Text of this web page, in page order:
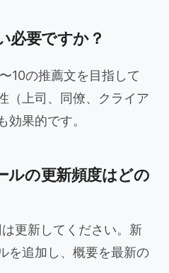
必要ですか？
10の推薦文を目指して
（上司、同僚、クライア
効果的です。
ルの更新頻度はどの
更新してください。新
を追加し、概要を最新の